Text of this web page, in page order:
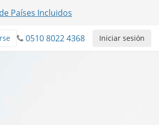
Países Incluidos
Iniciar sesión
0510 8022 4368